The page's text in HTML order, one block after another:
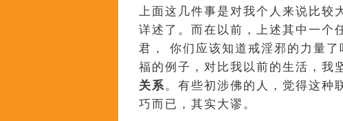
上面这几件事是对我个人来说比较
详述了。而在以前，上述其中一个
君， 你们应该知道戒淫邪的力量
福的例子，对比我以前的生活，我
关系。有些初涉佛的人，觉得这种
巧而已，其实大谬。